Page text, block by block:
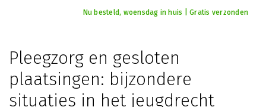
Nu besteld, woensdag in huis | Gratis verzonden
Pleegzorg en gesloten
plaatsingen: bijzondere
situaties in het jeugdrecht